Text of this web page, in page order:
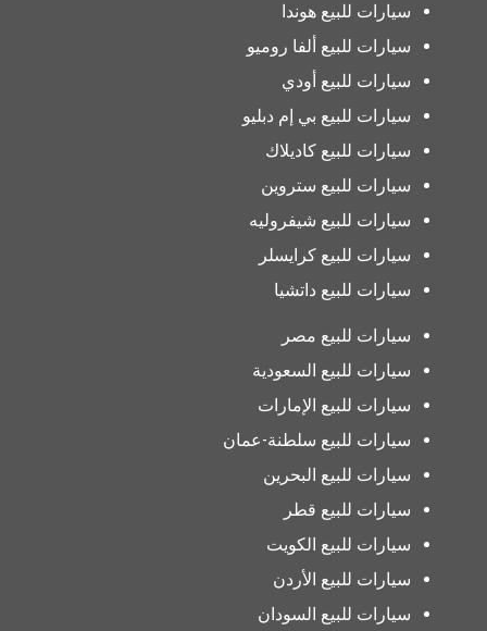
سيارات للبيع هوندا
سيارات للبيع ألفا روميو
سيارات للبيع أودي
سيارات للبيع بي إم دبليو
سيارات للبيع كاديلاك
سيارات للبيع ستروين
سيارات للبيع شيفروليه
سيارات للبيع كرايسلر
سيارات للبيع داتشيا
سيارات للبيع مصر
سيارات للبيع السعودية
سيارات للبيع الإمارات
سيارات للبيع سلطنة-عمان
سيارات للبيع البحرين
سيارات للبيع قطر
سيارات للبيع الكويت
سيارات للبيع الأردن
سيارات للبيع السودان